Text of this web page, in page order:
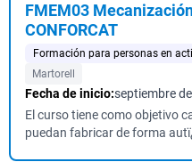
FMEM03
CONFORCAT
Formación para personas en
Martorell
Fecha de inicio:septiembre
El curso tiene como objetivo
puedan fabricar de forma